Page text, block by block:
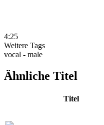
4:25
Weitere Tags
vocal - male
Ähnliche Titel
Titel